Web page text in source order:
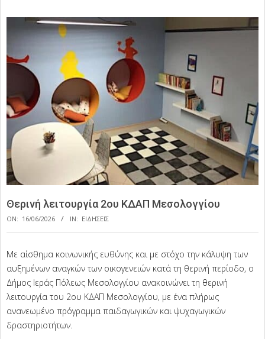
Θερινή λειτουργία 2ου ΚΔΑΠ Μεσολογγίου
ON: 16/06/2026 IN: ΕΙΔΗΣΕΙΣ
Με αίσθημα κοινωνικής ευθύνης και με στόχο την κάλυψη των
αυξημένων αναγκών των οικογενειών κατά τη θερινή περίοδο, ο
Δήμος Ιεράς Πόλεως Μεσολογγίου ανακοινώνει τη θερινή
λειτουργία του 2ου ΚΔΑΠ Μεσολογγίου, με ένα πλήρως
ανανεωμένο πρόγραμμα παιδαγωγικών και ψυχαγωγικών
δραστηριοτήτων.